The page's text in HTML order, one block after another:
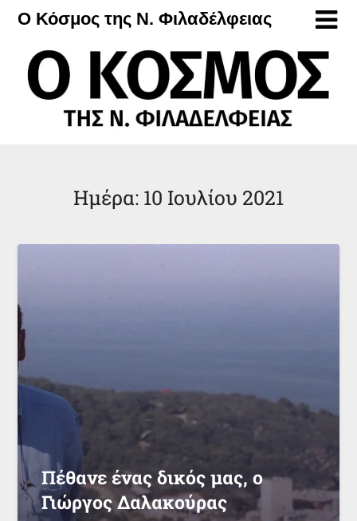
Μετάβαση
περιεχόμενο
Ο Κόσμος της Ν. Φιλαδέλφειας
Ημέρα: 10 Ιουλίου 2021
Πέθανε ένας δικός μας, ο
Γιώργος Δαλακούρας